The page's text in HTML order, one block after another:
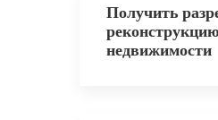
Получить
реконструкцию
недвижимости